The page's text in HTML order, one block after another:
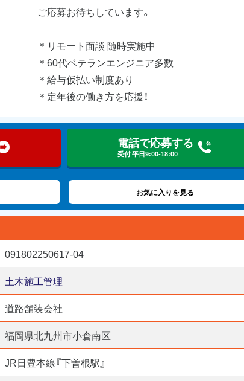
ご応募お待ちしています。
＊リモート面談 随時実施中
＊60代ベテランエンジニア多数
＊給与仮払い制度あり
＊定年後の働き方を応援！
電話で応募する
受付 平日9:00-18:00
お気に入りを見る
091802250617-04
土木施工管理
道路舗装会社
福岡県北九州市小倉南区
JR日豊本線『下曽根駅』